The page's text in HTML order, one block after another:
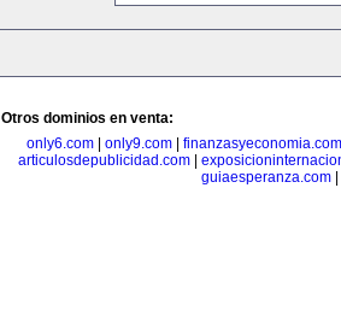
Otros dominios en venta:
only6.com| only9.com| finanzasyeconomia.com
articulosdepublicidad.com|
guiaesperanza.com